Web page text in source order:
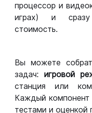
процессор и
играх) и сразу
стоимость.
Вы можете
задач: игровой
станция или
Каждый компонент
тестами и оценкой